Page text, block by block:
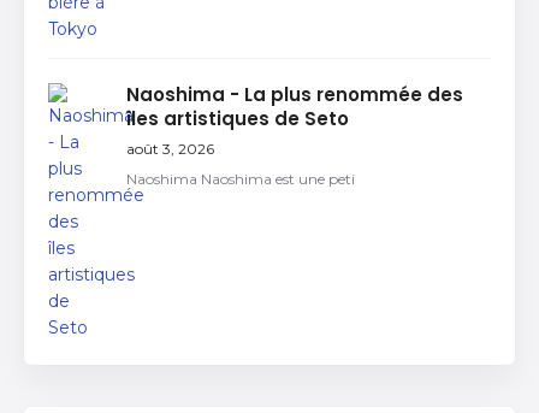
Naoshima - La plus renommée des
îles artistiques de Seto
août 3, 2026
Naoshima Naoshima est une peti